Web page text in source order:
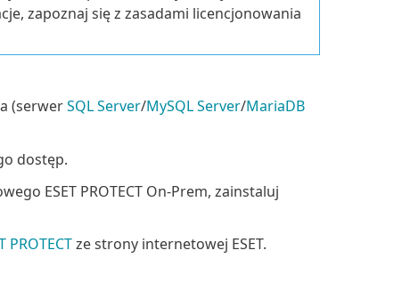
zapoznaj się z zasadami licencjonowania
(serwerSQL Server/MySQL Server/MariaDB
dostęp.
ESET PROTECT On-Prem, zainstaluj
ze strony internetowej ESET.